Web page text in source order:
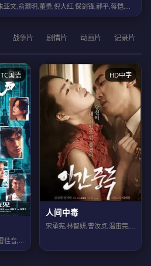
白宇,周雨彤,朱亚文,俞灏明,董勇,倪大红,保剑锋,郝平,蒋恺,尤勇智,张晓晨,...
战争片 剧情片 动画片 记录片
TC国语
易烊千玺,朱一龙,宋佳,雷佳音,杨幂,张译,刘诗诗,刘耀文,林博洋,潘斌龙,姚安...
HD中字
人间中毒
宋承宪,林智妍,曹汝贞,温宙完,柳海真,全慧珍,郑元中,金惠娜